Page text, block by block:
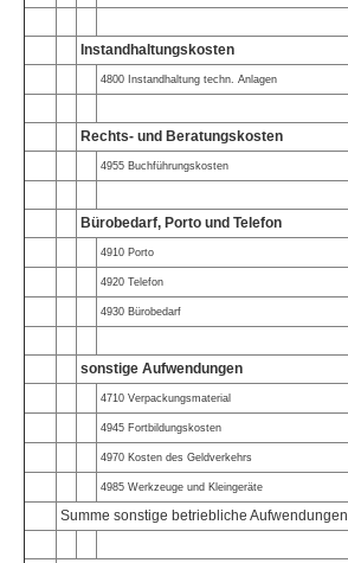
Instandhaltungskosten
4800 Instandhaltung techn. Anlagen
Rechts- und Beratungskosten
4955 Buchführungskosten
Bürobedarf, Porto und Telefon
4910 Porto
4920 Telefon
4930 Bürobedarf
sonstige Aufwendungen
4710 Verpackungsmaterial
4945 Fortbildungskosten
4970 Kosten des Geldverkehrs
4985 Werkzeuge und Kleingeräte
Summe sonstige betriebliche Aufwendungen